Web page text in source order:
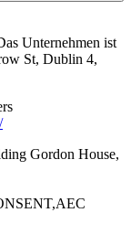
Unternehmen ist
St, Dublin 4,
Gordon House,